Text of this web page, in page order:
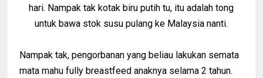
hari. Nampak tak kotak biru putih tu, itu adalah tong
untuk bawa stok susu pulang ke Malaysia nanti.
Nampak tak, pengorbanan yang beliau lakukan semata
mata mahu fully breastfeed anaknya selama 2 tahun.